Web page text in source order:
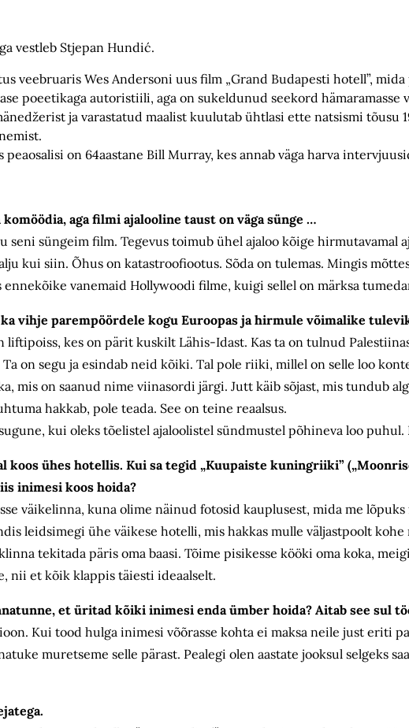
vestleb Stjepan Hundić.
veebruaris Wes Andersoni uus film „Grand Budapesti hotell”,
poeetikaga autoristiili, aga on sukeldunud seekord
ja varastatud maalist kuulutab ühtlasi ette natsismi tõusu
peaosalisi on 64aastane Bill Murray, kes annab väga harva
aga filmi ajalooline taust on väga sünge …
seni süngeim film. Tegevus toimub ühel ajaloo kõige hirmutavamal
kui siin. Õhus on katastroofiootus. Sõda on tulemas. Mingis
vanemaid Hollywoodi filme, kuigi sellel on märksa
vihje parempöördele kogu Euroopas ja hirmule võimalike
liftipoiss, kes on pärit kuskilt Lähis-Idast. Kas ta on tulnud
on segu ja esindab neid kõiki. Tal pole riiki, millel on selle loo
mis on saanud nime viinasordi järgi. Jutt käib sõjast, mis tundub
hakkab, pole teada. See on teine reaalsus.
kui oleks tõelistel ajaloolistel sündmustel põhineva loo
ühes hotellis. Kui sa tegid „Kuupaiste kuningriiki”
inimesi koos hoida?
väikelinna, kuna olime näinud fotosid kauplusest, mida me
leidsimegi ühe väikese hotelli, mis hakkas mulle väljastpoolt
tekitada päris oma baasi. Tõime pisikesse kööki oma koka,
nii et kõik klappis täiesti ideaalselt.
et üritad kõiki inimesi enda ümber hoida? Aitab see sul
Kui tood hulga inimesi võõrasse kohta ei maksa neile just eriti
muretseme selle pärast. Pealegi olen aastate jooksul selgeks